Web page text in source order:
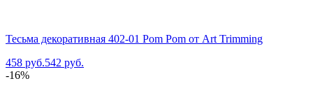
Тесьма декоративная 402-01 Pom Pom от Art Trimming
458 руб.542 руб.
-16%